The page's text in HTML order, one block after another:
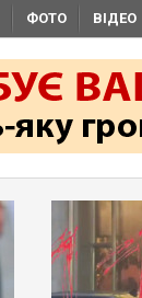
ФОТО ВІДЕО